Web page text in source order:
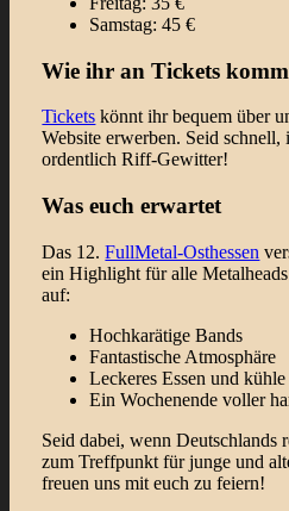
Samstag: 45 €
Wie ihr an Tickets
Tickets könnt ihr bequem über
Website erwerben. Seid
ordentlich Riff-Gewitter!
Was euch erwartet
Das 12.FullMetal-Osthessen
ein Highlight für alle
auf:
Hochkarätige Bands
Fantastische Atmosphäre
Leckeres Essen und
Ein Wochenende voller
Seid dabei, wenn Deutschlands
zum Treffpunkt für junge und
freuen uns mit euch zu feiern!